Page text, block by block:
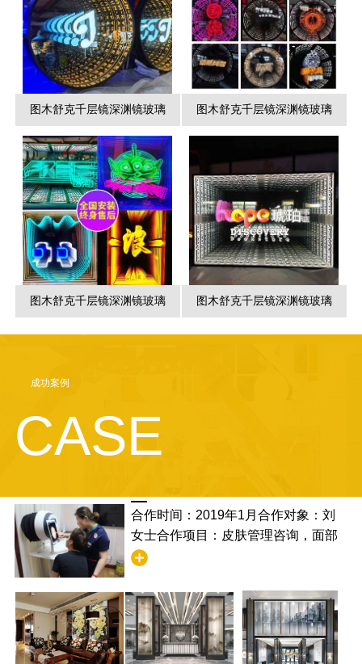
图木舒克千层镜深渊镜玻璃 图木舒克千层镜深渊镜玻璃
图木舒克千层镜深渊镜玻璃 图木舒克千层镜深渊镜玻璃
成功案例
CASE
合作时间：2019年1月合作对象：刘
女士合作项目：皮肤管理咨询，面部
清洁合作满意度：非常满意，并且学